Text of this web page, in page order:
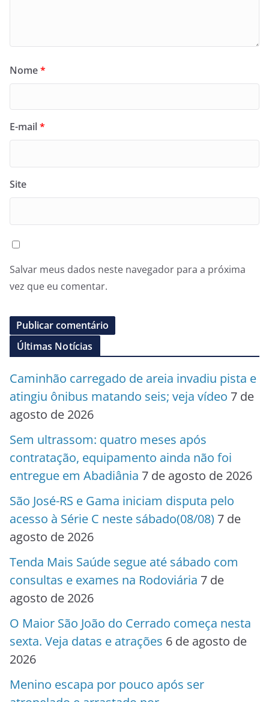
Nome*
E-mail*
Site
Salvar meus dados neste navegador para a próxima
vez que eu comentar.
Últimas Notícias
Caminhão carregado de areia invadiu pista e
atingiu ônibus matando seis; veja vídeo 7 de
agosto de 2026
Sem ultrassom: quatro meses após
contratação, equipamento ainda não foi
entregue em Abadiânia 7 de agosto de 2026
São José-RS e Gama iniciam disputa pelo
acesso à Série C neste sábado(08/08) 7 de
agosto de 2026
Tenda Mais Saúde segue até sábado com
consultas e exames na Rodoviária 7 de
agosto de 2026
O Maior São João do Cerrado começa nesta
sexta. Veja datas e atrações 6 de agosto de
2026
Menino escapa por pouco após ser